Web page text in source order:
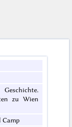
zu Wien
Camp